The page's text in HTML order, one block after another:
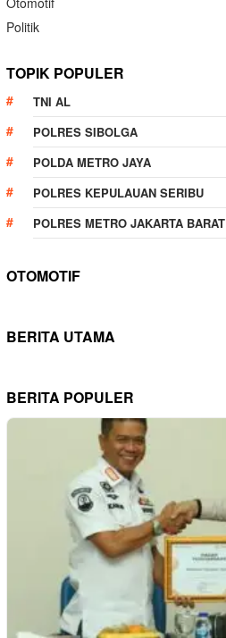
Politik
TOPIK POPULER
TNI AL
POLRES SIBOLGA
POLDA METRO JAYA
POLRES KEPULAUAN SERIBU
POLRES METRO JAKARTA BARAT
OTOMOTIF
BERITA UTAMA
BERITA POPULER